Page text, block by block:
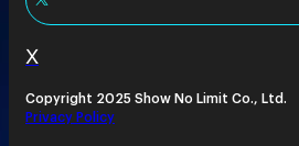
X
Copyright 2025 Show No Limit Co., Ltd.
Privacy Policy